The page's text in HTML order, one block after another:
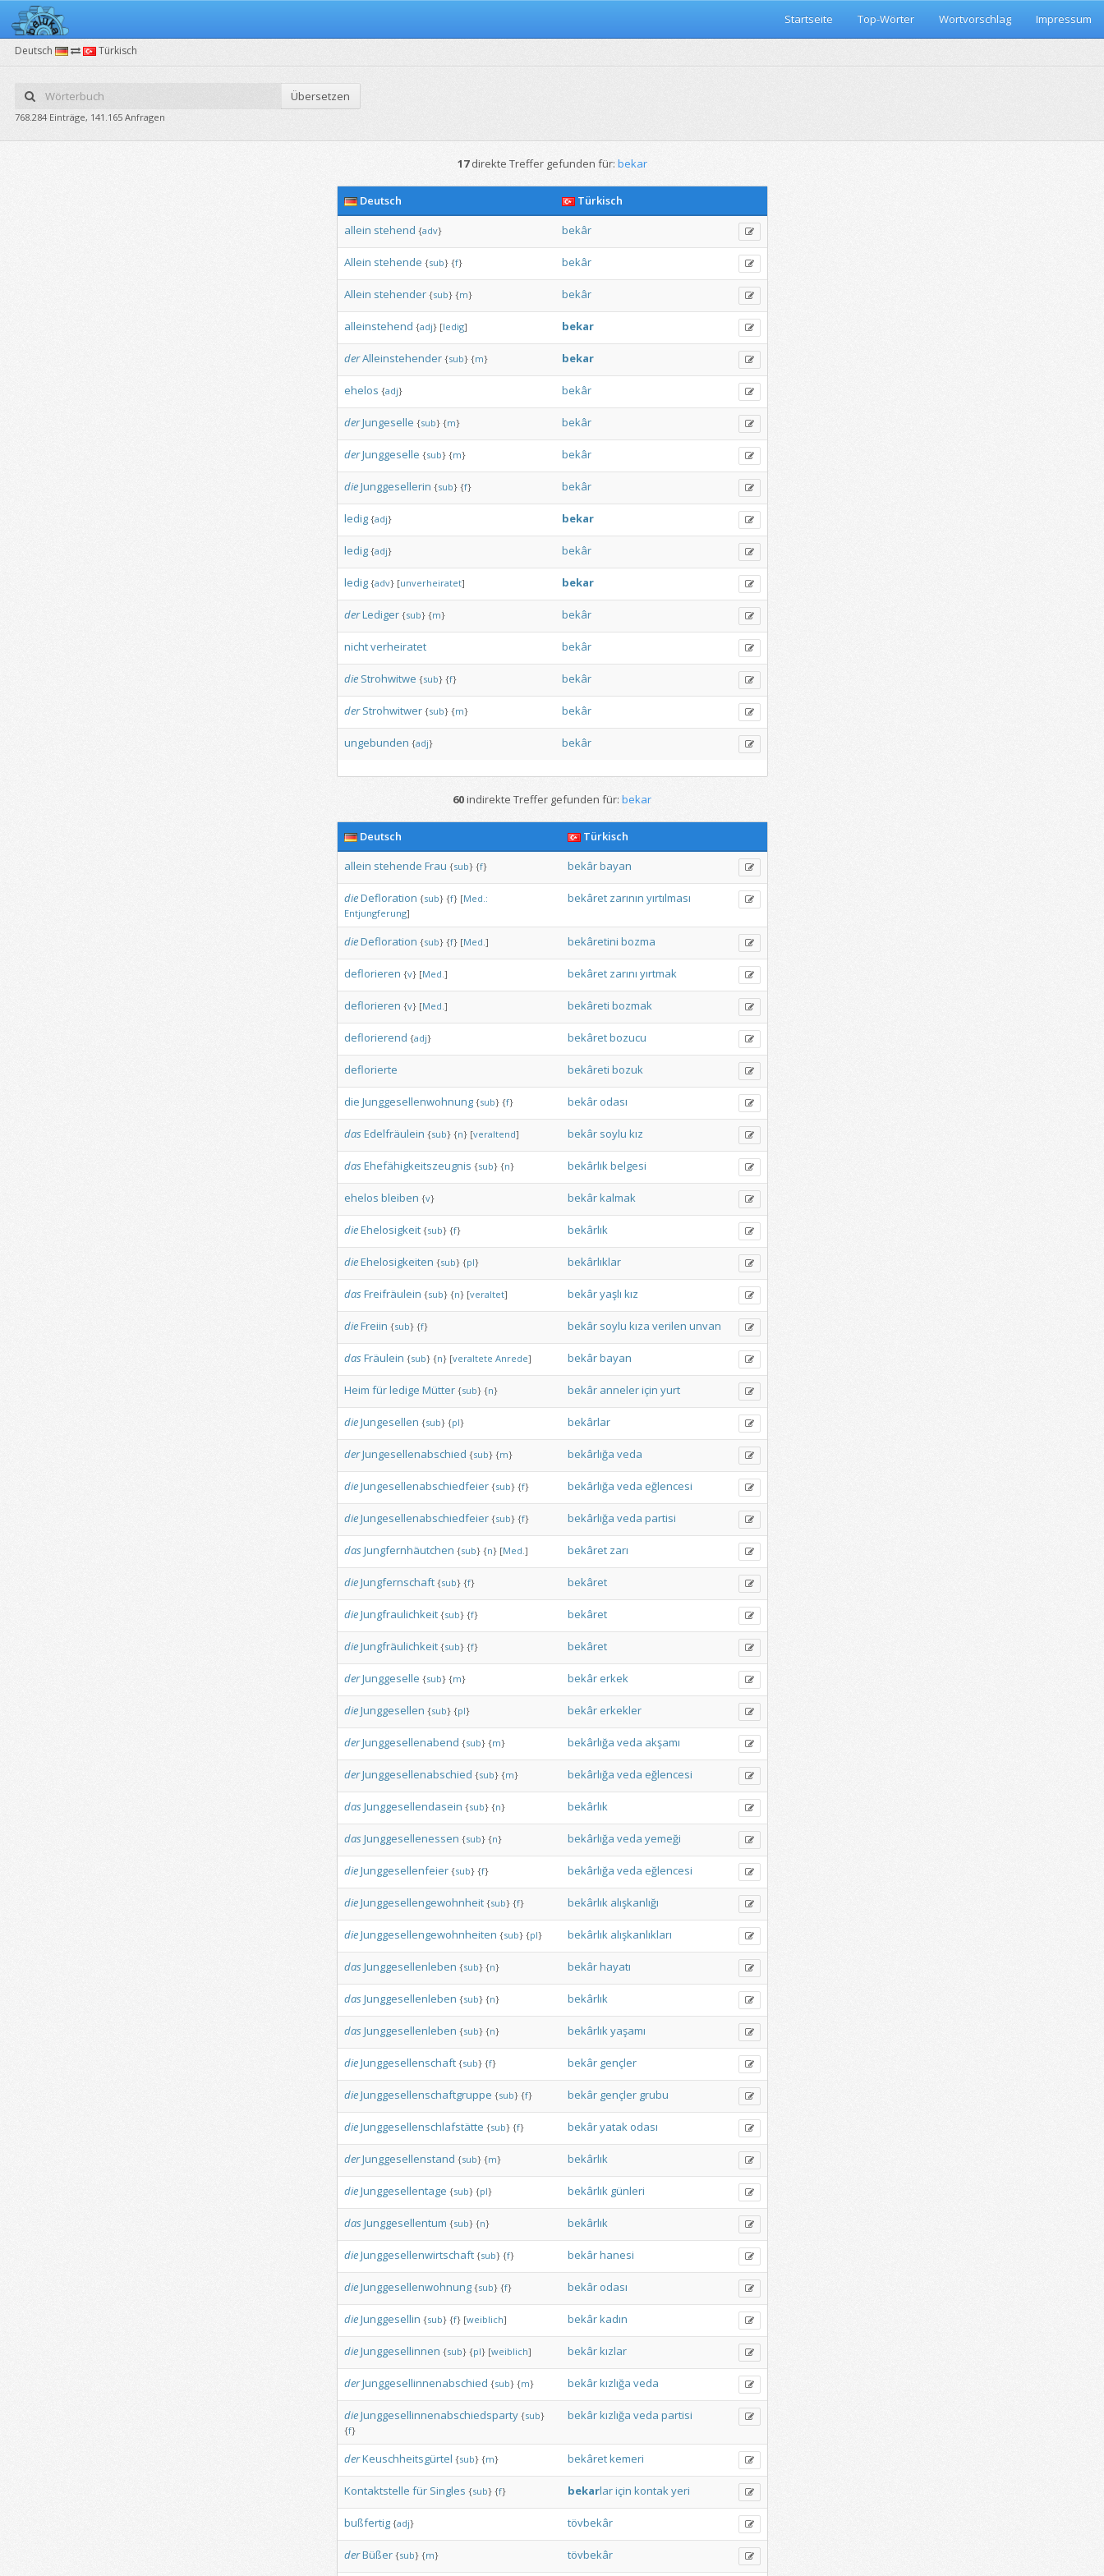
Startseite Top-Wörter Wortvorschlag Impressum
Deutsch Türkisch
Übersetzen
768.284 Einträge, 141.165 Anfragen
17direkte Treffer gefunden für: bekar
Deutsch
Türkisch
allein stehend {adv} bekâr
Allein stehende {sub} {f} bekâr
Allein stehender {sub} {m} bekâr
alleinstehend {adj}[ledig] bekar
derAlleinstehender {sub} {m} bekar
ehelos {adj} bekâr
derJungeselle {sub} {m} bekâr
derJunggeselle {sub} {m} bekâr
dieJunggesellerin {sub} {f} bekâr
ledig {adj} bekar
ledig {adj} bekâr
ledig {adv}[unverheiratet] bekar
derLediger {sub} {m} bekâr
nichtverheiratet bekâr
die Strohwitwe {sub} {f} bekâr
der Strohwitwer {sub} {m} bekâr
ungebunden {adj} bekâr
60indirekte Treffer gefunden für: bekar
Deutsch
Türkisch
allein stehende Frau {sub} {f} bekârbayan
dieDefloration {sub} {f}[Med.:
Entjungferung]
bekâret zarının yırtılması
dieDefloration {sub} {f}[Med.] bekâretini bozma
deflorieren {v}[Med.] bekâret zarını yırtmak
deflorieren {v}[Med.] bekâreti bozmak
deflorierend {adj} bekâretbozucu
deflorierte bekâreti bozuk
die Junggesellenwohnung {sub} {f} bekâr odası
dasEdelfräulein {sub} {n}[veraltend] bekâr soylu kız
dasEhefähigkeitszeugnis {sub} {n} bekârlıkbelgesi
ehelos bleiben {v} bekârkalmak
dieEhelosigkeit {sub} {f} bekârlık
dieEhelosigkeiten {sub} {pl} bekârlıklar
dasFreifräulein {sub} {n}[veraltet] bekâryaşlı kız
dieFreiin {sub} {f} bekâr soylu kıza verilen unvan
dasFräulein {sub} {n}[veraltete Anrede] bekârbayan
Heim fürledige Mütter {sub} {n} bekâr anneleriçin yurt
dieJungesellen {sub} {pl} bekârlar
derJungesellenabschied {sub} {m} bekârlığa veda
dieJungesellenabschiedfeier {sub} {f} bekârlığa veda eğlencesi
dieJungesellenabschiedfeier {sub} {f} bekârlığa veda partisi
dasJungfernhäutchen {sub} {n}[Med.] bekâret zarı
dieJungfernschaft {sub} {f} bekâret
dieJungfraulichkeit {sub} {f} bekâret
dieJungfräulichkeit {sub} {f} bekâret
derJunggeselle {sub} {m} bekâr erkek
dieJunggesellen {sub} {pl} bekâr erkekler
derJunggesellenabend {sub} {m} bekârlığa veda akşamı
derJunggesellenabschied {sub} {m} bekârlığa veda eğlencesi
dasJunggesellendasein {sub} {n} bekârlık
dasJunggesellenessen {sub} {n} bekârlığa veda yemeği
dieJunggesellenfeier {sub} {f} bekârlığa veda eğlencesi
dieJunggesellengewohnheit {sub} {f} bekârlık alışkanlığı
dieJunggesellengewohnheiten {sub} {pl} bekârlık alışkanlıkları
dasJunggesellenleben {sub} {n} bekârhayatı
dasJunggesellenleben {sub} {n} bekârlık
dasJunggesellenleben {sub} {n} bekârlıkyaşamı
dieJunggesellenschaft {sub} {f} bekâr gençler
dieJunggesellenschaftgruppe {sub} {f} bekâr gençler grubu
dieJunggesellenschlafstätte {sub} {f} bekâryatak odası
derJunggesellenstand {sub} {m} bekârlık
dieJunggesellentage {sub} {pl} bekârlık günleri
dasJunggesellentum {sub} {n} bekârlık
dieJunggesellenwirtschaft {sub} {f} bekârhanesi
dieJunggesellenwohnung {sub} {f} bekâr odası
dieJunggesellin {sub} {f}[weiblich] bekârkadın
dieJunggesellinnen {sub} {pl}[weiblich] bekârkızlar
derJunggesellinnenabschied {sub} {m} bekârkızlığa veda
dieJunggesellinnenabschiedsparty {sub}
{f}
bekârkızlığa veda partisi
derKeuschheitsgürtel {sub} {m} bekâretkemeri
Kontaktstelle für Singles {sub} {f} bekarlariçin kontakyeri
bußfertig {adj} tövbekâr
derBüßer {sub} {m} tövbekâr